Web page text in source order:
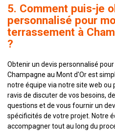
5. Comment puis-je
personnalisé pour
terrassement à
?
Obtenir un devis personnalisé
Champagne au Mont d'Or est
notre équipe via notre site web ou
ravis de discuter de vos besoins,
questions et de vous fournir un
spécificités de votre projet. Notre
accompagner tout au long du